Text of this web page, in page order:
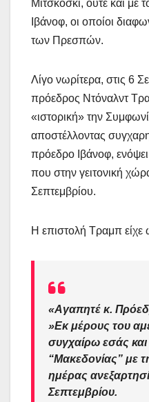
Μίτσκοσκι, ούτε και με
Ιβάνοφ, οι οποίοι
των Πρεσπών.
Λίγο νωρίτερα, στις 6
πρόεδρος Ντόναλντ
«ιστορική» την
αποστέλλοντας
πρόεδρο Ιβάνοφ,
που στην γειτονική
Σεπτεμβρίου.
Η επιστολή Τραμπ είχε
«Αγαπητέ κ.
»Εκ μέρους του
συγχαίρω εσάς και
“Μακεδονίας” με
ημέρας
Σεπτεμβρίου.